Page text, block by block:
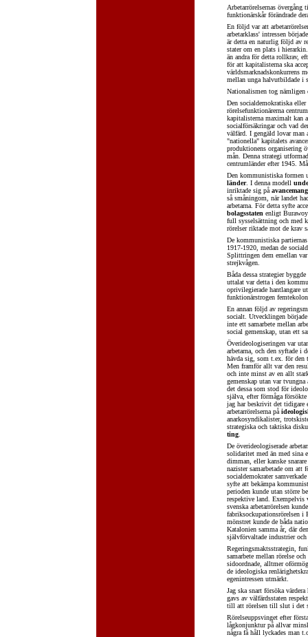
Arbetarrörelsernas
funktionärskår förändrade
En följd var att
arbetarklass' intressen
är detta en naturlig följd av
stater om en plats i
än andra för detta rollkrav,
för att kapitalisterna ska
världsmarknadskonkurrens
mellan unga halvutbildade i
Nationalismen tog nämligen
Den socialdemokratiska
rörelsefunktionärerna
kapitalisterna maximalt kan
socialförsäkringar och vad
välfärd. I gengäld lovar man
"nationella" kapitalets
produktionens organisering
mån. Denna strategi
centrumländer efter 1945.
Den kommunistiska formen
länder. I denna modell
inriktade sig på avancemang
så småningom, när landet
arbetarna. För detta syfte
bolagsstaten enligt
full sysselsättning och med
rörelser riktade mot de krav
De kommunistiska
1917-1920, medan de
Splittringen dem emellan
strejkvågen.
Båda dessa strategier
uttalat var detta i den
oprivilegierade hantlangare
funktionärstrogen
En annan följd av
socialt. Utvecklingen
inte ett samarbete mellan
social gemenskap, utan ett
Överideologiseringen var
arbetarna, och den syftade i
hävda sig, som t.ex. för den
Men framför allt var den
och inte minst av en allt
gemenskap utan var
det dessa som stod för
själva, efter förmåga
jag har beskrivit det tidigare
arbetarrörelserna på
anarkosyndikalister,
strategiska och taktiska
ting
De överideologiserade
solidaritet med än med sina
dimman, eller kanske
nazister samarbetade om att
socialdemokrater
syfte att bekämpa
perioden kunde utan större
respektive land. Exempelvis
svenska arbetarrörelsen
fabriksockupationsrörelsen i
mönstret kunde de båda
Katalonien samma år, där
självförvaltade industrier
Regeringsmaktsstrategin,
samarbete mellan rörelse
sidoordnade, alltmer
de ideologiska
egenintressen utmärkt.
Jag ska snart försöka
gavs av välfärdsstaten
till att rörelsen till slut i det
Rörelseuppsvinget efter
lågkonjunktur på allvar
några få håll lyckades man